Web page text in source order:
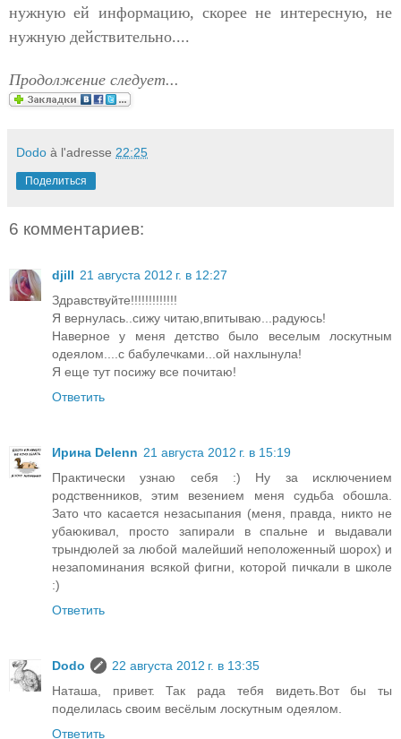
нужную ей информацию, скорее не интересную, не
нужную действительно....
Продолжение следует...
Dodo à l'adresse 22:25
Поделиться
6 комментариев:
djill 21 августа 2012 г. в 12:27
Здравствуйте!!!!!!!!!!!!!
Я вернулась..сижу читаю,впитываю...радуюсь!
Наверное у меня детство было веселым лоскутным
одеялом....с бабулечками...ой нахлынула!
Я еще тут посижу все почитаю!
Ответить
Ирина Delenn 21 августа 2012 г. в 15:19
Практически узнаю себя :) Ну за исключением
родственников, этим везением меня судьба обошла.
Зато что касается незасыпания (меня, правда, никто не
убаюкивал, просто запирали в спальне и выдавали
трындюлей за любой малейший неположенный шорох) и
незапоминания всякой фигни, которой пичкали в школе
:)
Ответить
Dodo
22 августа 2012 г. в 13:35
Наташа, привет. Так рада тебя видеть.Вот бы ты
поделилась своим весёлым лоскутным одеялом.
Ответить